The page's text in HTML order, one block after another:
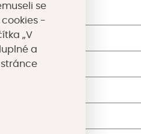
se
-
„V
a
stránce